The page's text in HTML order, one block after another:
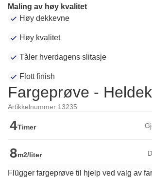
Maling av høy kvalitet
Høy dekkevne
Høy kvalitet
Tåler hverdagens slitasje
Flott finish
Fargeprøve -
Artikkelnummer 13235
4Timer
8m2/liter
Flügger fargeprøve til hjelp ved valg av